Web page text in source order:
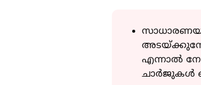
എന്നാൽ
ചാർജുകൾ